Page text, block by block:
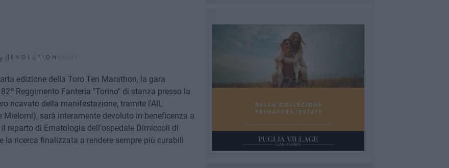
edizione della Toro Ten Marathon, la gara
Reggimento Fanteria "Torino" di stanza presso la
ricavato della manifestazione, tramite l'AIL
sarà interamente devoluto in beneficenza a
reparto di Ematologia dell'ospedale Dimiccoli di
la ricerca finalizzata a rendere sempre più curabili